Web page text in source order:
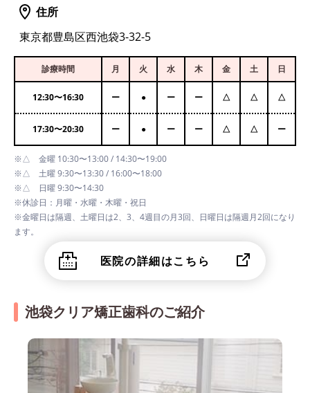
住所
東京都豊島区西池袋3-32-5
診療時間 月 火 水 木 金 土 日
12:30〜16:30 ー ● ー ー △ △ △
17:30〜20:30 ー ● ー ー △ △ ー
※△ 金曜 10:30〜13:00 / 14:30〜19:00
※△ 土曜 9:30〜13:30 / 16:00〜18:00
※△ 日曜 9:30〜14:30
※休診日：月曜・水曜・木曜・祝日
※金曜日は隔週、土曜日は2、3、4週目の月3回、日曜日は隔週月2回になり
ます。
医院の詳細はこちら
池袋クリア矯正歯科のご紹介